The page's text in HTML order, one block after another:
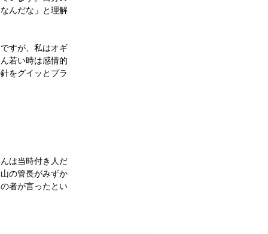
んだな」と理解
すが、私はオギ
若い時は感情的
をグイッとプラ
は当時付き人だ
の管長がみずか
者が言ったとい